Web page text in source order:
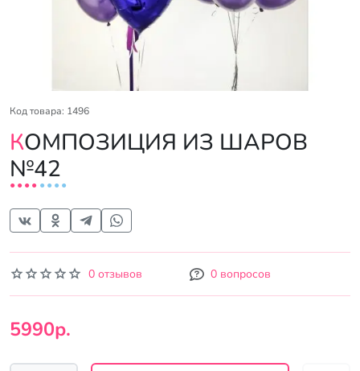
Код товара: 1496
КОМПОЗИЦИЯ ИЗ ШАРОВ
№42
0 отзывов 0 вопросов
5990р.